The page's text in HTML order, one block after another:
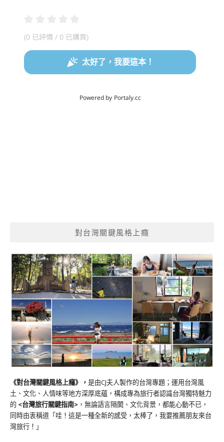
對台灣關鍵風格上癮
《對台灣關鍵風格上癮》 ， 是由CJ夫人製作的台灣專題；運用台灣風
土、文化、人情味等地方深厚底蘊，構成專為旅行者認識台灣獨特魅力
的 <台灣旅行關鍵指南> ，無論語言隔閡、文化背景，都能心動不已，
同時由衷稱道「哇！這是一種全新的感受，太棒了，我要推薦朋友來台
灣旅行！」